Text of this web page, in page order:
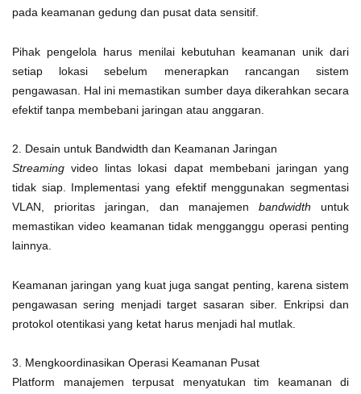
pada keamanan gedung dan pusat data sensitif.
Pihak pengelola harus menilai kebutuhan keamanan unik dari
setiap lokasi sebelum menerapkan rancangan sistem
pengawasan. Hal ini memastikan sumber daya dikerahkan secara
efektif tanpa membebani jaringan atau anggaran.
2. Desain untuk Bandwidth dan Keamanan Jaringan
Streaming video lintas lokasi dapat membebani jaringan yang
tidak siap. Implementasi yang efektif menggunakan segmentasi
VLAN, prioritas jaringan, dan manajemen bandwidth untuk
memastikan video keamanan tidak mengganggu operasi penting
lainnya.
Keamanan jaringan yang kuat juga sangat penting, karena sistem
pengawasan sering menjadi target sasaran siber. Enkripsi dan
protokol otentikasi yang ketat harus menjadi hal mutlak.
3. Mengkoordinasikan Operasi Keamanan Pusat
Platform manajemen terpusat menyatukan tim keamanan di